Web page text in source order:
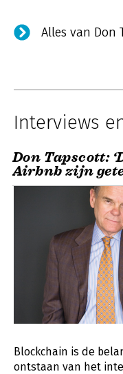
Alles van Don
Interviews
Don Tapscott:
Airbnb zijn
Blockchain is de
ontstaan van het